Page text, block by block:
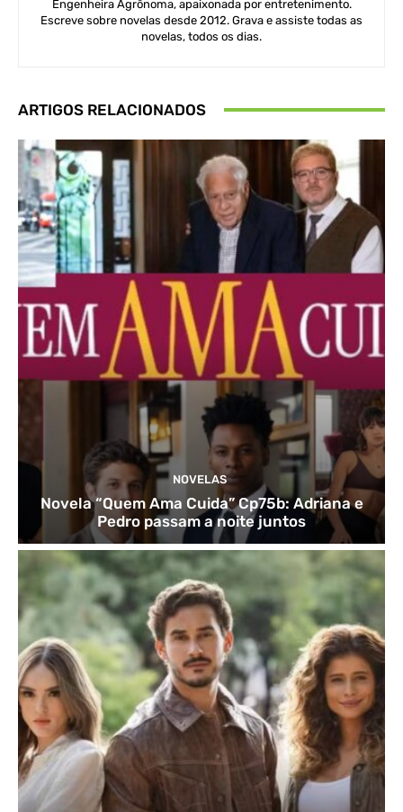
Engenheira Agrônoma, apaixonada por entretenimento.
Escreve sobre novelas desde 2012. Grava e assiste todas as
novelas, todos os dias.
ARTIGOS RELACIONADOS
NOVELAS
Novela “Quem Ama Cuida” Cp75b: Adriana e
Pedro passam a noite juntos